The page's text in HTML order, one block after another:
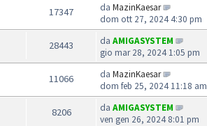
17347 da MazinKaesar
dom ott 27, 2024 4:30 pm
28443 da AMIGASYSTEM
gio mar 28, 2024 1:05 pm
11066 da MazinKaesar
dom feb 25, 2024 11:18 am
8206 da AMIGASYSTEM
ven gen 26, 2024 8:01 pm